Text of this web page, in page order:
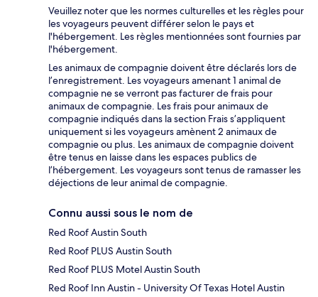
Veuillez noter que les normes culturelles et les règles pour
les voyageurs peuvent différer selon le pays et
l'hébergement. Les règles mentionnées sont fournies par
l'hébergement.
Les animaux de compagnie doivent être déclarés lors de
l’enregistrement. Les voyageurs amenant 1 animal de
compagnie ne se verront pas facturer de frais pour
animaux de compagnie. Les frais pour animaux de
compagnie indiqués dans la section Frais s’appliquent
uniquement si les voyageurs amènent 2 animaux de
compagnie ou plus. Les animaux de compagnie doivent
être tenus en laisse dans les espaces publics de
l’hébergement. Les voyageurs sont tenus de ramasser les
déjections de leur animal de compagnie.
Connu aussi sous le nom de
Red Roof Austin South
Red Roof PLUS Austin South
Red Roof PLUS Motel Austin South
Red Roof Inn Austin - University Of Texas Hotel Austin